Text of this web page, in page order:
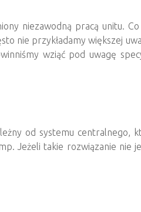
niezawodną pracą unitu.
nie przykładamy większej
wziąć pod uwagę
od systemu centralnego,
Jeżeli takie rozwiązanie nie